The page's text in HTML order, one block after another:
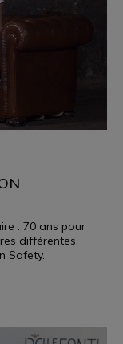
: 70 ans pour
différentes,
Safety.